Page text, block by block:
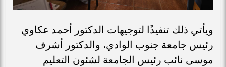
ويأتي ذلك تنفيذًا لتوجيهات الدكتور أحمد عكاوي
رئيس جامعة جنوب الوادي، والدكتور أشرف
موسى نائب رئيس الجامعة لشئون التعليم